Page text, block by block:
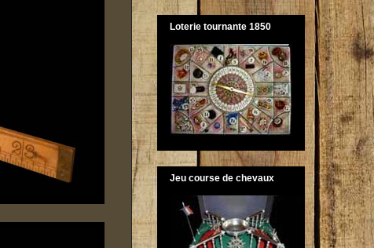
Loterie tournante 1850
Jeu course de chevaux